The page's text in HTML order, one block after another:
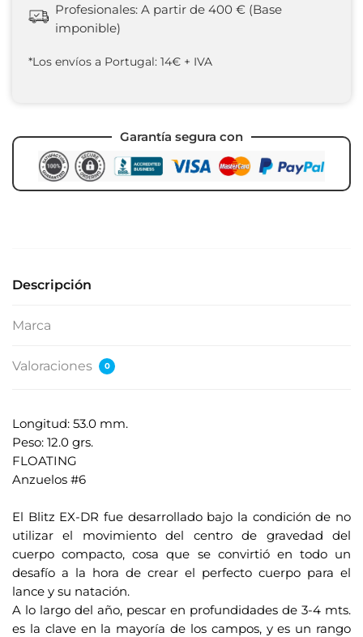
Profesionales: A partir de 400 € (Base
imponible)
*Los envíos a Portugal: 14€ + IVA
Garantía segura con
Descripción
Marca
Valoraciones 0
Longitud: 53.0 mm.
Peso: 12.0 grs.
FLOATING
Anzuelos #6
El Blitz EX-DR fue desarrollado bajo la condición de no
utilizar el movimiento del centro de gravedad del
cuerpo compacto, cosa que se convirtió en todo un
desafío a la hora de crear el perfecto cuerpo para el
lance y su natación.
A lo largo del año, pescar en profundidades de 3-4 mts.
es la clave en la mayoría de los campos, y es un rango